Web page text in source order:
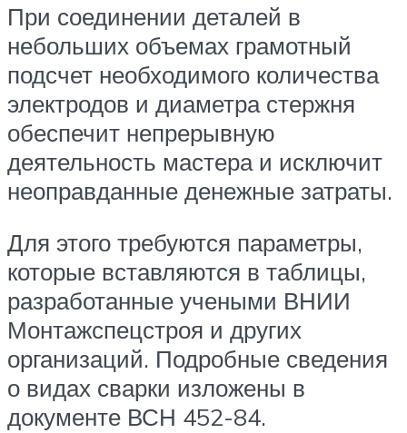
При соединении деталей в
небольших объемах грамотный
подсчет необходимого количества
электродов и диаметра стержня
обеспечит непрерывную
деятельность мастера и исключит
неоправданные денежные затраты.
Для этого требуются параметры,
которые вставляются в таблицы,
разработанные учеными ВНИИ
Монтажспецстроя и других
организаций. Подробные сведения
о видах сварки изложены в
документе ВСН 452-84.